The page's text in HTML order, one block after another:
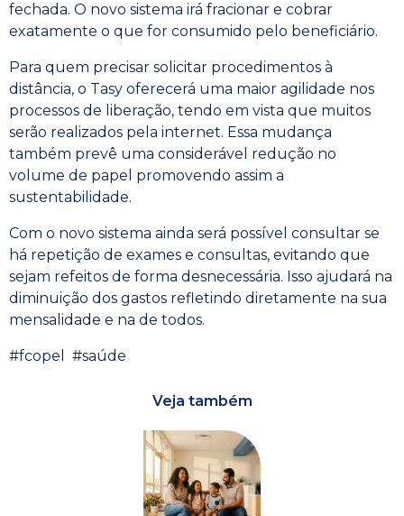
fechada. O novo sistema irá fracionar e cobrar
exatamente o que for consumido pelo beneficiário.
Para quem precisar solicitar procedimentos à
distância, o Tasy oferecerá uma maior agilidade nos
processos de liberação, tendo em vista que muitos
serão realizados pela internet. Essa mudança
também prevê uma considerável redução no
volume de papel promovendo assim a
sustentabilidade.
Com o novo sistema ainda será possível consultar se
há repetição de exames e consultas, evitando que
sejam refeitos de forma desnecessária. Isso ajudará na
diminuição dos gastos refletindo diretamente na sua
mensalidade e na de todos.
#fcopel #saúde
Veja também